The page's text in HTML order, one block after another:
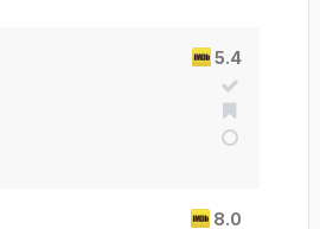
5.4
8.0